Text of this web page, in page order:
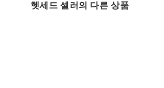
헷세드 셀러의 다른 상품